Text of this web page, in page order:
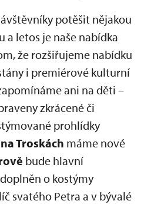
potěšit nějakou
letos je naše nabídka
že rozšiřujeme nabídku
i premiérové kulturní
ani na děti –
zkrácené či
prohlídky
na Troskách máme nové
bude hlavní
o kostýmy
svatého Petra a v bývalé